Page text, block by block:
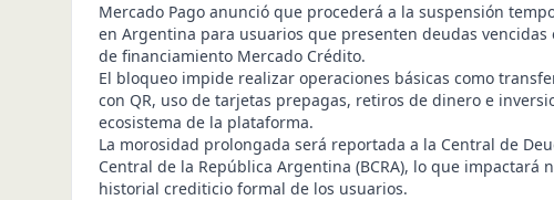
Mercado Pago anunció que procederá a la suspensión
en Argentina para usuarios que presenten deudas vencidas
de financiamiento Mercado Crédito.
El bloqueo impide realizar operaciones básicas como
con QR, uso de tarjetas prepagas, retiros de dinero e
ecosistema de la plataforma.
La morosidad prolongada será reportada a la Central de
Central de la República Argentina (BCRA), lo que impactará
historial crediticio formal de los usuarios.